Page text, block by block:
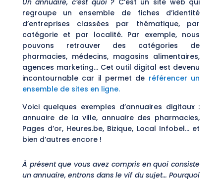
Un annuaire, c’est quoi ? C’est un site web qui
regroupe un ensemble de fiches d’identité
d’entreprises classées par thématique, par
catégorie et par localité. Par exemple, nous
pouvons retrouver des catégories de
pharmacies, médecins, magasins alimentaires,
agences marketing… Cet outil digital est devenu
incontournable car il permet de référencer un
ensemble de sites en ligne.
Voici quelques exemples d’annuaires digitaux :
annuaire de la ville, annuaire des pharmacies,
Pages d’or, Heures.be, Bizique, Local Infobel… et
bien d’autres encore !
À présent que vous avez compris en quoi consiste
un annuaire, entrons dans le vif du sujet… Pourquoi